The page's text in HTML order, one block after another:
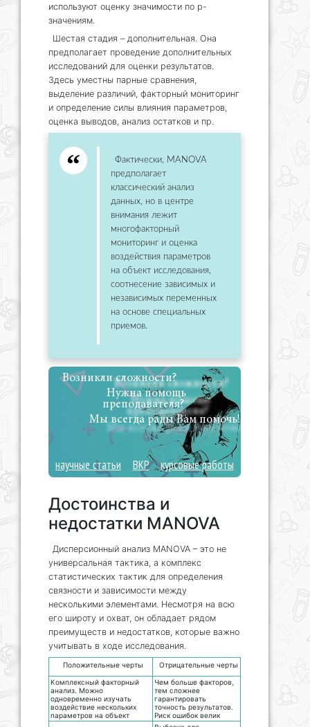
используют оценку значимости по р-
значениям.
Шестая стадия – дополнительная. Она
предполагает проведение дополнительных
исследований для оценки результатов.
Здесь уместны парные сравнения,
выделение различий, факторный мониторинг
и определение силы влияния параметров,
оценка выводов, анализ остатков и пр.
Фактически, MANOVA
предполагает
классический анализ
данных, но в центре
внимания лежит
многофакторный
мониторинг и оценка
воздействия параметров
на объект исследования,
соотнесение зависимых и
независимых переменных
на основе специальных
приемов.
Возникли сложности?
Нужна помощь
преподавателя?
Мы всегда рады Вам помочь!
научные статьи ВКР курсовые работы
Достоинства и
недостатки MANOVA
Дисперсионный анализ MANOVA – это не
универсальная тактика, а комплекс
статистических тактик для определения
связности и зависимости между
несколькими элементами. Несмотря на всю
его широту и охват, он обладает рядом
преимуществ и недостатков, которые важно
учитывать в ходе исследования.
Положительные черты Отрицательные черты
Комплексный факторный
анализ. Можно
одновременно изучать
воздействие нескольких
параметров на объект
Чем больше факторов,
тем сложнее
гарантировать
точность результатов.
Риск ошибок велик